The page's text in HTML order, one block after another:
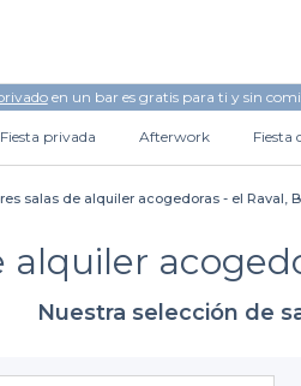
en un bar es gratis para ti y sin
Fiesta privada Afterwork Fiesta
salas de alquiler acogedoras - el Raval,
alquiler
Nuestra selección de